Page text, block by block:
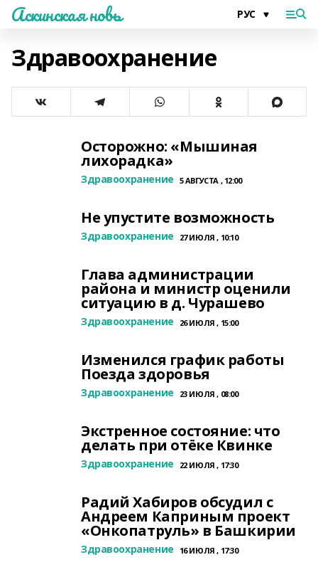
Аскинская новь
Здравоохранение
Осторожно: «Мышиная
лихорадка»
Здравоохранение 5 АВГУСТА , 12:00
Не упустите возможность
Здравоохранение 27 ИЮЛЯ , 10:10
Глава администрации
района и министр оценили
ситуацию в д. Чурашево
Здравоохранение 26 ИЮЛЯ , 15:00
Изменился график работы
Поезда здоровья
Здравоохранение 23 ИЮЛЯ , 08:00
Экстренное состояние: что
делать при отёке Квинке
Здравоохранение 22 ИЮЛЯ , 17:30
Радий Хабиров обсудил с
Андреем Каприным проект
«Онкопатруль» в Башкирии
Здравоохранение 16 ИЮЛЯ , 17:30